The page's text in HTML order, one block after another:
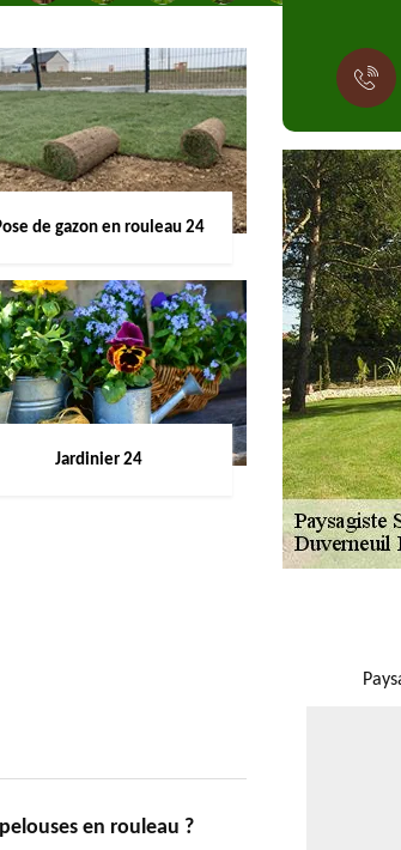
de gazon en rouleau 24
Jardinier 24
en rouleau ?